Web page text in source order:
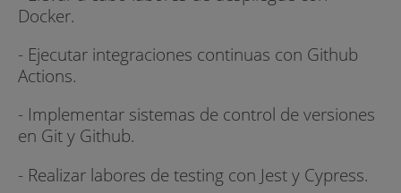
Docker.
- Ejecutar integraciones continuas con Github
Actions.
- Implementar sistemas de control de versiones
en Git y Github.
- Realizar labores de testing con Jest y Cypress.